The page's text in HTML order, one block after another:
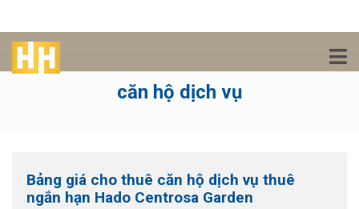
căn hộ dịch vụ
Bảng giá cho thuê căn hộ dịch vụ thuê
ngắn hạn Hado Centrosa Garden